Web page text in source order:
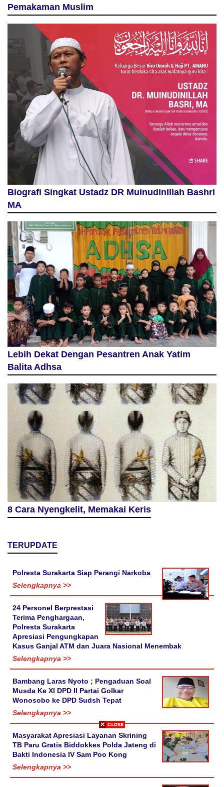
Pemakaman Muslim
Biografi Singkat Ustadz DR Muinudinillah Bashri
MA
Lebih Dekat Dengan Pesantren Anak Yatim
Balita Adhsa
8 Cara Nyengkelit, Memakai Keris
TERUPDATE
Polresta Surakarta Siap Perangi Narkoba
Selengkapnya >>
24 Personel Berprestasi
Terima Penghargaan,
Polresta Surakarta
Apresiasi Pengungkapan
Kasus Ganjal ATM dan Juara Nasional Menembak
Selengkapnya >>
Bambang Laras Nyoto ; Pengaduan Soal
Musda Ke XI DPD II Partai Golkar
Wonosobo ke DPD Sudsh Tepat
Selengkapnya >>
Masyarakat Apresiasi Layanan Skrining
TB Paru Gratis Biddokkes Polda Jateng di
Bakti Indonesia IV Sam Poo Kong
Selengkapnya >>